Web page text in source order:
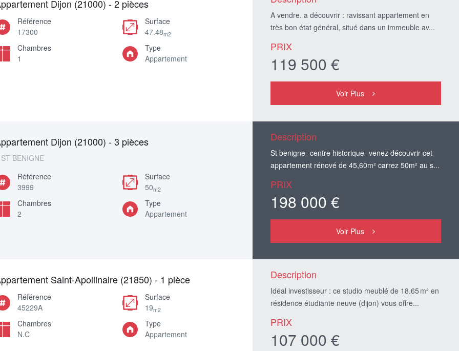
Dijon (21000) - 2 pièces
Référence
17300
Surface
47.48m2
Chambres
1
Type
Appartement
A vendre. a découvrir : ravissant appartement en
très bon état général, situé dans un immeuble av...
PRIX
119 500 €
Voir Plus
Dijon (21000) - 3 pièces
BENIGNE
Référence
3999
Surface
50m2
Chambres
2
Type
Appartement
Description
St benigne- centre historique- venez découvrir cet
appartement rénové de 45,60m² carrez 50m² au s...
PRIX
198 000 €
Voir Plus
Saint-Apollinaire (21850) - 1 pièce
Référence
45229A
Surface
19m2
Chambres
N.C
Type
Appartement
Description
Idéal investisseur : ce studio meublé de 18.65 m² en
résidence étudiante neuve (dijon) vous offre...
PRIX
107 000 €